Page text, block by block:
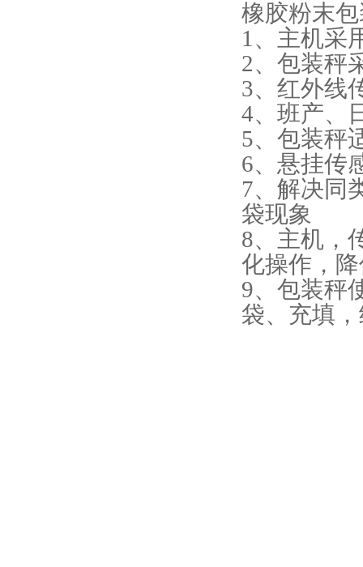
橡胶粉末
1、主机采
2、包装秤
3、红外线
4、班产、
5、包装秤
6、悬挂传
7、解决同
袋现象
8、主机，
化操作，
9、包装秤
袋、充填